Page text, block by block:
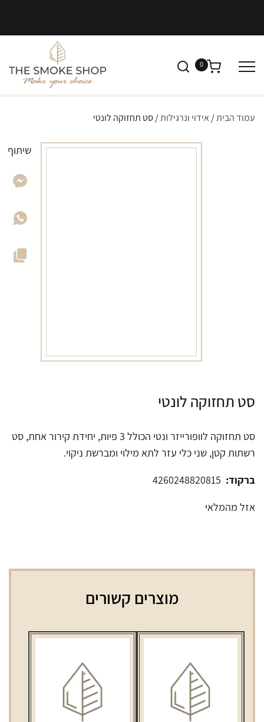
0
עמוד הבית/ אידוי ונרגילות/ סט תחזוקה לונטי
סט תחזוקה לונטי
סט תחזוקה לוופורייזר ונטי הכולל 3 פיות, יחידת קירור אחת, סט
רשתות קטן, שני כלי עזר לתא מילוי ומברשת ניקוי.
ברקוד:
אזל מהמלאי
שיתוף
מוצרים קשורים